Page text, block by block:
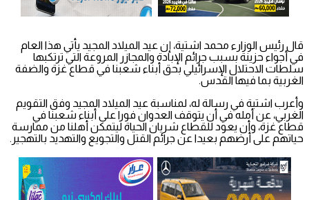
قال رئيس الوزارء محمد اشتية، إن عيد الميلاد المجيد يأتي هذا العام
في أجواء حزينة بسبب جرائم الإبادة والمجازر المروعة التي ترتكبها
سلطات الاحتلال الإسرائيلي بحق أبناء شعبنا في قطاع غزة والضفة
الغربية بما فيها القدس.
وأعرب اشتية في رسالة له، لمناسبة عيد الميلاد المجيد وفق التقويم
الغربي، عن أمله في أن يتوقف العدوان فورا على أبناء شعبنا في
قطاع غزة، وأن يعود للقطاع شريان الحياة ليتمكن أهلنا من ممارسة
حياتهم على أرضهم بعيدا عن جرائم القتل والتجويع والتهديد بالتهجير.